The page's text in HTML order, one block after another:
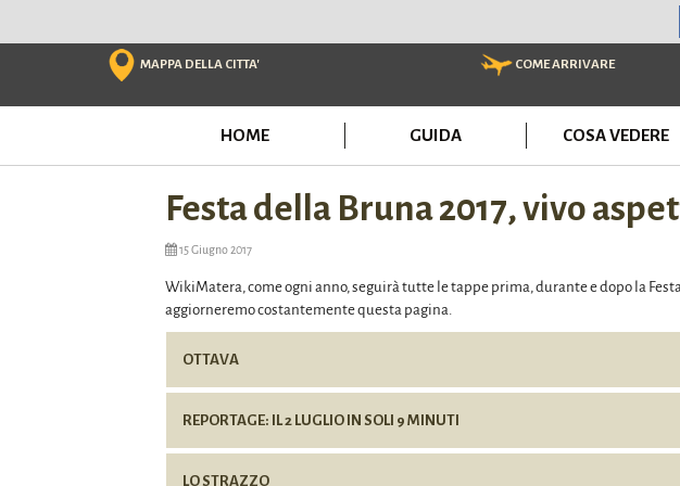
MAPPA DELLA CITTA' COME ARRIVARE
HOME GUIDA COSA VEDERE
Festa della Bruna 2017, vivo
15 Giugno 2017
WikiMatera, come ogni anno, seguirà tutte le tappe prima, durante e dopo la
aggiorneremo costantemente questa pagina.
OTTAVA
REPORTAGE: IL 2 LUGLIO IN SOLI 9 MINUTI
LO STRAZZO